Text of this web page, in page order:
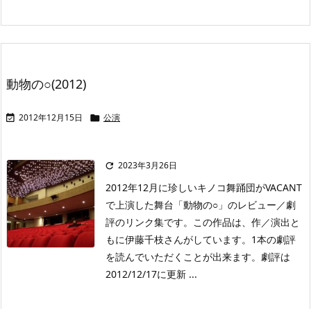
動物の○(2012)
 2012年12月15日  公演
 2023年3月26日
2012年12月に珍しいキノコ舞踊団がVACANT
で上演した舞台「動物の○」のレビュー／劇
評のリンク集です。この作品は、作／演出と
もに伊藤千枝さんがしています。1本の劇評
を読んでいただくことが出来ます。劇評は
2012/12/17に更新 ...